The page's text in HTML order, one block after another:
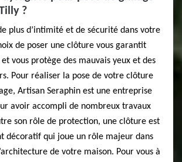
?
plus d’intimité et de sécurité dans votre
de poser une clôture vous garantit
vous protège des mauvais yeux et des
Pour réaliser la pose de votre clôture
Artisan Seraphin est une entreprise
avoir accompli de nombreux travaux
son rôle de protection, une clôture est
décoratif qui joue un rôle majeur dans
de votre maison. Pour vous à